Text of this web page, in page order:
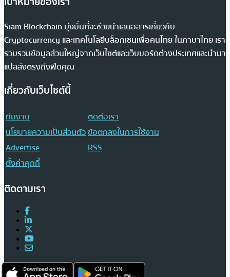
Siam Blockchain มุ่งมั่นที่จะช่วยนำเสนอสารเกี่ยวกับ
Cryptocurrency และเทคโนโลยีบล็อกเชนเพื่อคนไทย ในภาษาไทย เรา
รวบรวมข้อมูลส่วนใหญ่จากเว็บไซต์และเว็บบอร์ดต่างประเทศและนำมา
แปลส่งตรงถึงฟีดคุณ
เกี่ยวกับเว็บไซต์นี้
ทีมงาน
ติดต่อเรา
นโยบายความเป็นส่วนตัวข้อตกลงในการใช้งาน
Advertise
RSS
ตั้งค่าคุกกี้
ติดตามเรา